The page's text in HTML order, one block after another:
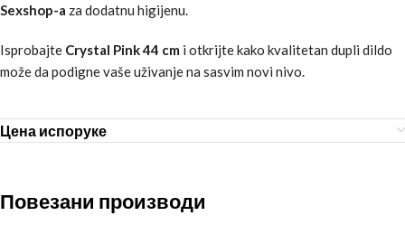
Sexshop-a za dodatnu higijenu.
Isprobajte Crystal Pink 44 cm i otkrijte kako kvalitetan dupli dildo
može da podigne vaše uživanje na sasvim novi nivo.
Цена испоруке
Повезани производи